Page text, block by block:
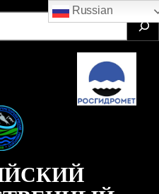
Russian